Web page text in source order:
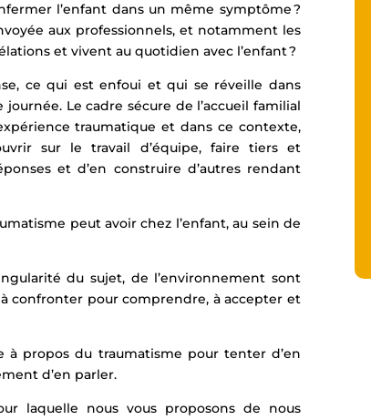
l’enfant dans un même symptôme ?
aux professionnels, et notamment les
et vivent au quotidien avec l’enfant ?
ce qui est enfoui et qui se réveille dans
Le cadre sécure de l’accueil familial
traumatique et dans ce contexte,
sur le travail d’équipe, faire tiers et
et d’en construire d’autres rendant
peut avoir chez l’enfant, au sein de
du sujet, de l’environnement sont
confronter pour comprendre, à accepter et
à propos du traumatisme pour tenter d’en
d’en parler.
laquelle nous vous proposons de nous